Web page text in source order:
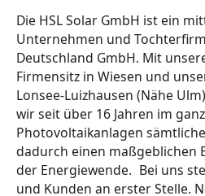
Die HSL Solar GmbH ist ein
Unternehmen und
Deutschland GmbH. Mit
Firmensitz in Wiesen und
Lonsee-Luizhausen (Nähe
wir seit über 16 Jahren im
Photovoltaikanlagen
dadurch einen maßgeblichen
der Energiewende. Bei uns
und Kunden an erster Stelle.